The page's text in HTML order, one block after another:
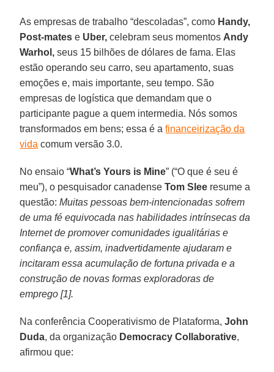
As empresas de trabalho “descoladas”, como Handy,
Post-mates e Uber, celebram seus momentos Andy
Warhol, seus 15 bilhões de dólares de fama. Elas
estão operando seu carro, seu apartamento, suas
emoções e, mais importante, seu tempo. São
empresas de logística que demandam que o
participante pague a quem intermedia. Nós somos
transformados em bens; essa é afinanceirização da
vida comum versão 3.0.
No ensaio “What’s Yours is Mine” (“O que é seu é
meu”), o pesquisador canadenseTom Slee resume a
questão:Muitas pessoas bem-intencionadas sofrem
de uma fé equivocada nas habilidades intrínsecas da
Internet de promover comunidades igualitárias e
confiança e, assim, inadvertidamente ajudaram e
incitaram essa acumulação de fortuna privada e a
construção de novas formas exploradoras de
emprego [1].
Na conferência Cooperativismo de Plataforma,John
Duda, da organização Democracy Collaborative,
afirmou que: